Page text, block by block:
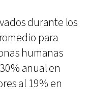
durante los
para
humanas
anual en
al 19% en